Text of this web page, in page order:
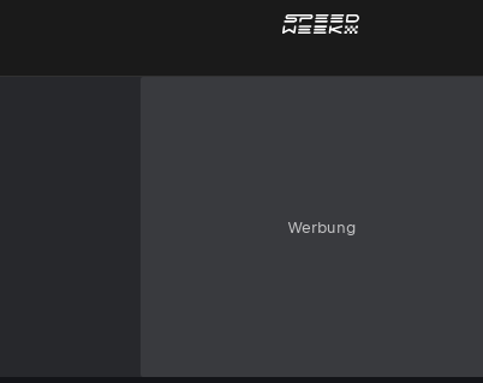
Werbung